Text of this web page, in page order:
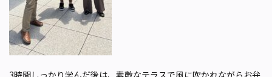
3時間しっかり学んだ後は、素敵なテラスで風に吹かれながらお弁